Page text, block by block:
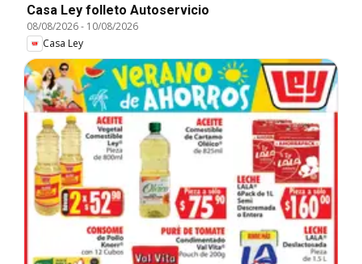
Casa Ley folleto Autoservicio
08/08/2026- 10/08/2026
Casa Ley